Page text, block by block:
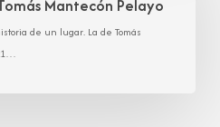
Mantecón Pelayo
de un lugar. La de Tomás